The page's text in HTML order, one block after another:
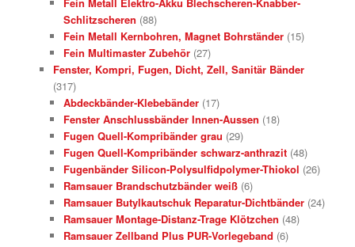
Schlitzscheren (88)
Fein Metall Kernbohren, Magnet Bohrständer (15)
Fein Multimaster Zubehör (27)
Fenster, Kompri, Fugen, Dicht, Zell, Sanitär Bänder
(317)
Abdeckbänder-Klebebänder (17)
Fenster Anschlussbänder Innen-Aussen (18)
Fugen Quell-Kompribänder grau (29)
Fugen Quell-Kompribänder schwarz-anthrazit (48)
Fugenbänder Silicon-Polysulfidpolymer-Thiokol (26)
Ramsauer Brandschutzbänder weiß (6)
Ramsauer Butylkautschuk Reparatur-Dichtbänder (24)
Ramsauer Montage-Distanz-Trage Klötzchen (48)
Ramsauer Zellband Plus PUR-Vorlegeband (6)